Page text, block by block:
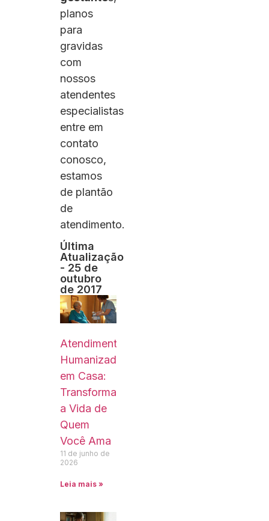
planos
para
gravidas
com
nossos
atendentes
especialistas
entre em
contato
conosco,
estamos
de plantão
de
atendimento.
Última
Atualização
- 25 de
outubro
de 2017
Atendimento
Humanizado
em Casa:
Transformando
a Vida de
Quem
Você Ama
11 de junho de
2026
Leia mais »